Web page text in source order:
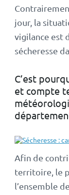
jour, la
vigilance est
sécheresse
C’est
et compte
Afin de
territoire, le
l’ensemble